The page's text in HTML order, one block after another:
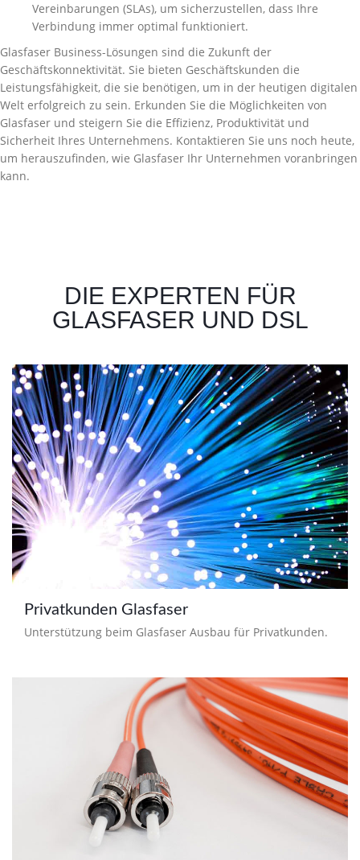
Vereinbarungen (SLAs), um sicherzustellen, dass Ihre
Verbindung immer optimal funktioniert.
Glasfaser Business-Lösungen sind die Zukunft der
Geschäftskonnektivität. Sie bieten Geschäftskunden die
Leistungsfähigkeit, die sie benötigen, um in der heutigen digitalen
Welt erfolgreich zu sein. Erkunden Sie die Möglichkeiten von
Glasfaser und steigern Sie die Effizienz, Produktivität und
Sicherheit Ihres Unternehmens. Kontaktieren Sie uns noch heute,
um herauszufinden, wie Glasfaser Ihr Unternehmen voranbringen
kann.
DIE EXPERTEN FÜR
GLASFASER UND DSL
Privatkunden Glasfaser
Unterstützung beim Glasfaser Ausbau für Privatkunden.